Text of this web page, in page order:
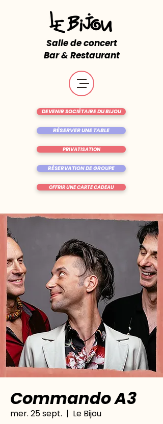
Salle de concert
Bar & Restaurant
RÉSERVER UNE TABLE
OFFRIR UNE CARTE CADEAU
DEVENIR SOCIÉTAIRE DU BIJOU
RÉSERVATION DE GROUPE
PRIVATISATION
Commando A3
mer. 25 sept.
  |
Le Bijou